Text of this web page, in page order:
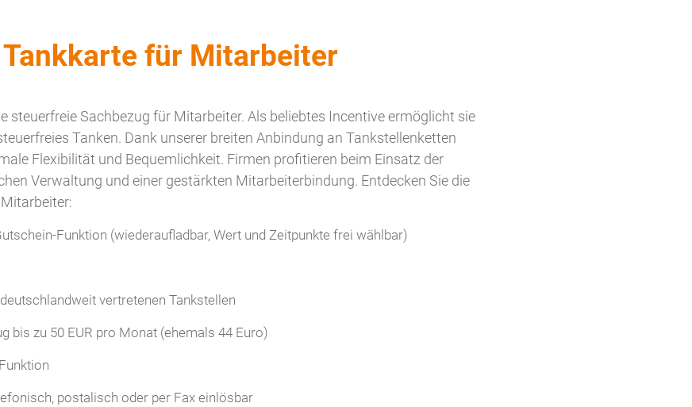
für Mitarbeiter
steuerfreie Sachbezug für Mitarbeiter. Als beliebtes Incentive ermöglicht sie
Tanken. Dank unserer breiten Anbindung an Tankstellenketten
Flexibilität und Bequemlichkeit. Firmen profitieren beim Einsatz der
Verwaltung und einer gestärkten Mitarbeiterbindung. Entdecken Sie die
Funktion (wiederaufladbar, Wert und Zeitpunkte frei wählbar)
vertretenen Tankstellen
bis zu 50 EUR pro Monat (ehemals 44 Euro)
postalisch oder per Fax einlösbar